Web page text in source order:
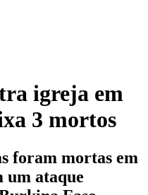
igreja em
3 mortos
foram mortas em
um ataque